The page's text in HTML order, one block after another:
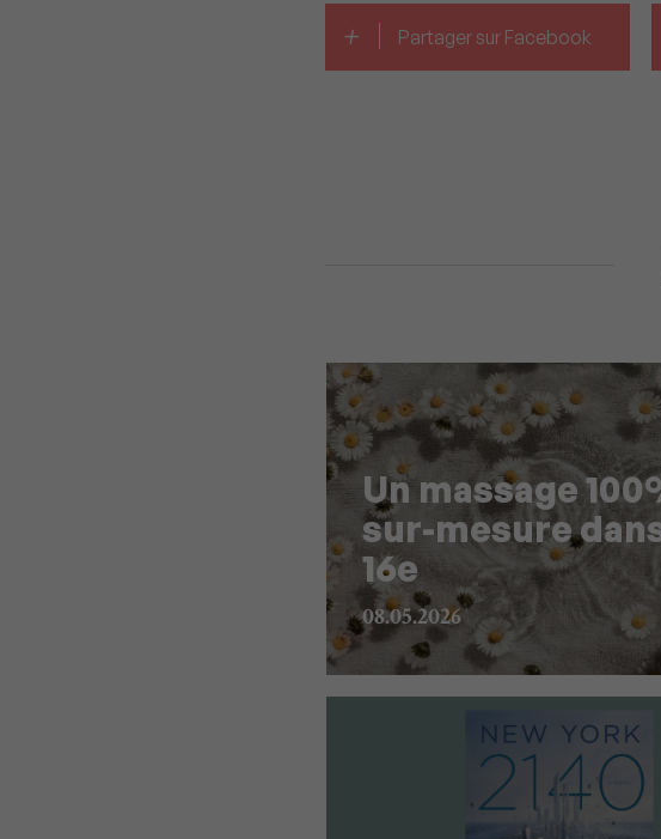
+ Partager sur Facebook
Un massage
sur-mesure
16e
08.05.2026